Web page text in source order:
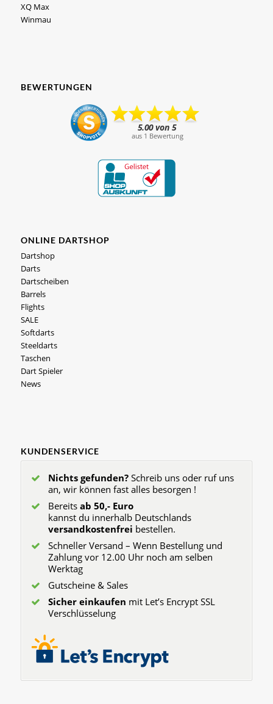
XQ Max
Winmau
BEWERTUNGEN
ONLINE DARTSHOP
Dartshop
Darts
Dartscheiben
Barrels
Flights
SALE
Softdarts
Steeldarts
Taschen
Dart Spieler
News
KUNDENSERVICE
Nichts gefunden?Schreib uns oder ruf uns
an, wir können fast alles besorgen !
Bereits ab 50,- Euro
kannst du innerhalb Deutschlands
versandkostenfrei bestellen.
Schneller Versand – Wenn Bestellung und
Zahlung vor 12.00 Uhr noch am selben
Werktag
Gutscheine & Sales
Sicher einkaufen mit Let’s Encrypt SSL
Verschlüsselung